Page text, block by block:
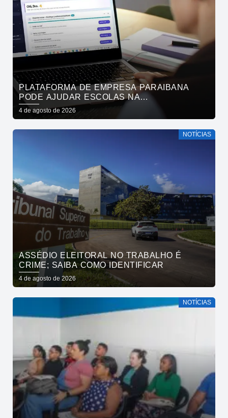
PLATAFORMA DE EMPRESA PARAIBANA
PODE AJUDAR ESCOLAS NA
IDENTIFICAÇÃO PRECOCE DE SINAIS DE
NEURODIVERGÊNCIA
4 de agosto de 2026
NOTÍCIAS
ASSÉDIO ELEITORAL NO TRABALHO É
CRIME; SAIBA COMO IDENTIFICAR
4 de agosto de 2026
NOTÍCIAS